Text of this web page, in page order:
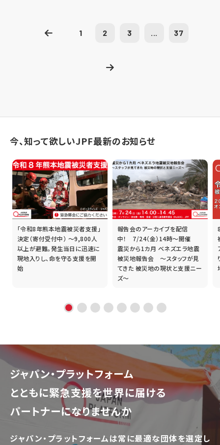
1 2 3 ... 37
今、知って欲しいJPF最新のお知らせ
「令和8年熊本地震被災者支援」
決定（寄付受付中） ～9,800人
以上が避難。発生当日に迅速に
現地入りし、命を守る支援を開
始
報告会のアーカイブを配信
中！ 7/24（金）14時～開催
震災から1カ月 ベネズエラ地震
被災地報告会 ～スタッフが見
てきた 被災地の現状と支援ニー
ズ～
ジャパン・プラットフォーム
とともに緊急支援を世界に届ける
パートナーになりませんか
ジャパン・プラットフォームは常に最適な団体を選定し